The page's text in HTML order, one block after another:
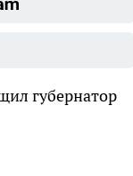
губернатор